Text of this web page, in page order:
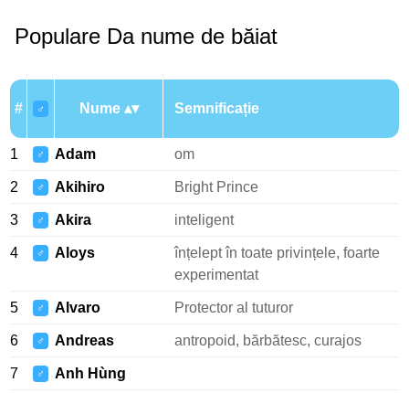
Populare Da nume de băiat
# ♂ Nume Semnificație
1 ♂ Adam om
2 ♂ Akihiro Bright Prince
3 ♂ Akira inteligent
4 ♂ Aloys
înțelept în toate privințele, foarte
experimentat
5 ♂ Alvaro Protector al tuturor
6 ♂ Andreas antropoid, bărbătesc, curajos
7 ♂ Anh Hùng